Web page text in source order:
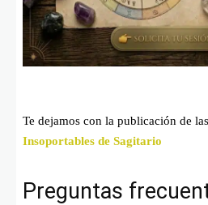
Te dejamos con la publicación de las
Insoportables de Sagitario
Preguntas